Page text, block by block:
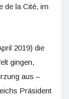
de la Cité, im
2019) die
gingen,
aus –
Präsident